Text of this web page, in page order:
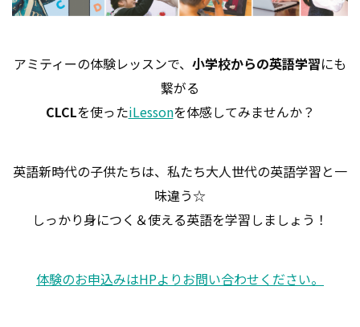
アミティーの体験レッスンで、 小学校からの英語学習にも
繋がる
CLCLを使ったiLessonを体感してみませんか？
英語新時代の子供たちは、私たち大人世代の英語学習と一
味違う☆
しっかり身につく＆使える英語を学習しましょう！
体験のお申込みはHPよりお問い合わせください。